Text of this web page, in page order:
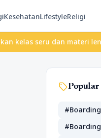
KesehatanLifestyleReligi
seru dan materi
sellPopular